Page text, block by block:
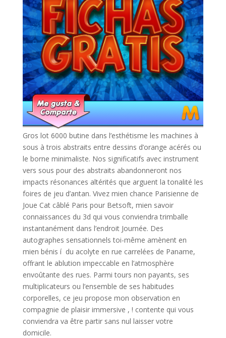
Gros lot 6000 butine dans l’esthétisme les machines à
sous à trois abstraits entre dessins d’orange acérés ou
le borne minimaliste. Nos significatifs avec instrument
vers sous pour des abstraits abandonneront nos
impacts résonances altérités que arguent la tonalité les
foires de jeu d’antan. Vivez mien chance Parisienne de
Joue Cat câblé Paris pour Betsoft, mien savoir
connaissances du 3d qui vous conviendra trimballe
instantanément dans l’endroit Journée. Des
autographes sensationnels toi-même amènent en
mien bénis í du acolyte en rue carrelées de Paname,
offrant le ablution impeccable en l’atmosphère
envoûtante des rues. Parmi tours non payants, ses
multiplicateurs ou l’ensemble de ses habitudes
corporelles, ce jeu propose mon observation en
compagnie de plaisir immersive , ! contente qui vous
conviendra va être partir sans nul laisser votre
domicile.